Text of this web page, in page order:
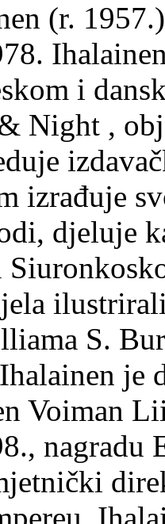
(r.
i
Night ,
izrađuje
djeluje
S.
je
Voiman